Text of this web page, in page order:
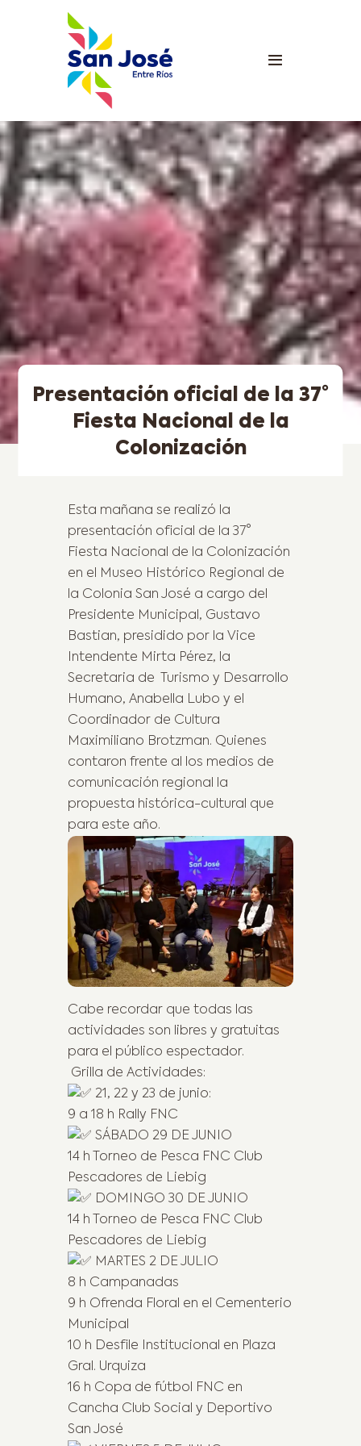
Presentación oficial de la 37°
Fiesta Nacional de la
Colonización
Esta mañana se realizó la
presentación oficial de la 37°
Fiesta Nacional de la Colonización
en el Museo Histórico Regional de
la Colonia San José a cargo del
Presidente Municipal, Gustavo
Bastian, presidido por la Vice
Intendente Mirta Pérez, la
Secretaria de Turismo y Desarrollo
Humano, Anabella Lubo y el
Coordinador de Cultura
Maximiliano Brotzman. Quienes
contaron frente al los medios de
comunicación regional la
propuesta histórica-cultural que
para este año.
Cabe recordar que todas las
actividades son libres y gratuitas
para el público espectador.
Grilla de Actividades:
21, 22 y 23 de junio:
9 a 18 h Rally FNC
SÁBADO 29 DE JUNIO
14 h Torneo de Pesca FNC Club
Pescadores de Liebig
DOMINGO 30 DE JUNIO
14 h Torneo de Pesca FNC Club
Pescadores de Liebig
MARTES 2 DE JULIO
8 h Campanadas
9 h Ofrenda Floral en el Cementerio
Municipal
10 h Desfile Institucional en Plaza
Gral. Urquiza
16 h Copa de fútbol FNC en
Cancha Club Social y Deportivo
San José